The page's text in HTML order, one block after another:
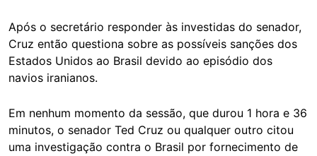
Após o secretário responder às investidas do senador,
Cruz então questiona sobre as possíveis sanções dos
Estados Unidos ao Brasil devido ao episódio dos
navios iranianos.
Em nenhum momento da sessão, que durou 1 hora e 36
minutos, o senador Ted Cruz ou qualquer outro citou
uma investigação contra o Brasil por fornecimento de